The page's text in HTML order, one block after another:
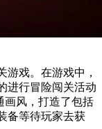
游戏。在游戏中，
进行冒险闯关活动
画风，打造了包括
备等待玩家去获